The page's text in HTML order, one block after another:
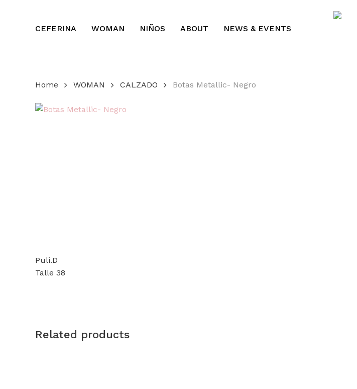
CEFERINA WOMAN NIÑOS ABOUT NEWS & EVENTS
Home WOMAN CALZADO Botas Metallic- Negro
Puli.D
Talle 38
Related products